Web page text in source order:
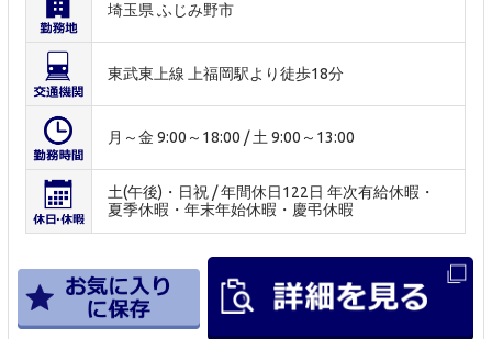
埼玉県 ふじみ野市
東武東上線 上福岡駅より徒歩18分
月～金 9:00～18:00 / 土 9:00～13:00
土(午後)・日祝 / 年間休日122日 年次有給休暇・
夏季休暇・年末年始休暇・慶弔休暇